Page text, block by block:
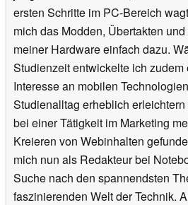
ersten Schritte im PC-Bereich
mich das Modden, Übertakten
meiner Hardware einfach dazu.
Studienzeit entwickelte ich
Interesse an mobilen
Studienalltag erheblich
bei einer Tätigkeit im Marketing
Kreieren von Webinhalten
mich nun als Redakteur bei
Suche nach den spannendsten
faszinierenden Welt der Technik.